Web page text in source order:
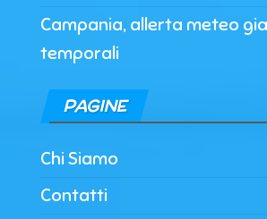
Campania, allerta meteo
temporali
PAGINE
Chi Siamo
Contatti